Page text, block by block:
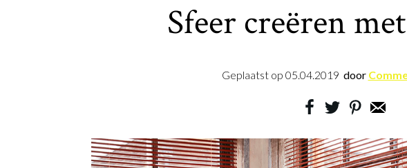
Sfeer creëren
Geplaatst op 05.04.2019 door